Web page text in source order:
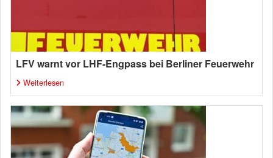
LFV warnt vor LHF-Engpass bei Berliner Feuerwehr
Weiterlesen